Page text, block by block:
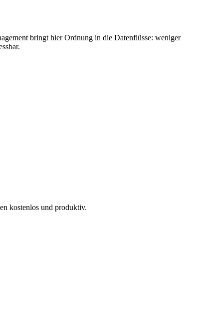
bringt hier Ordnung in die Datenflüsse: weniger
kostenlos und produktiv.